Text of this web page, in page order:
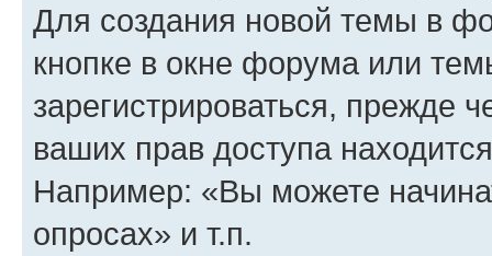
Для создания новой темы в
кнопке в окне форума или
зарегистрироваться, прежде
ваших прав доступа
Например: «Вы можете
опросах» и т.п.